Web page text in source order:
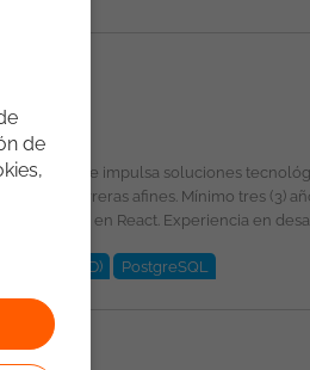
Datos (SGBD)
PostgreSQL
de